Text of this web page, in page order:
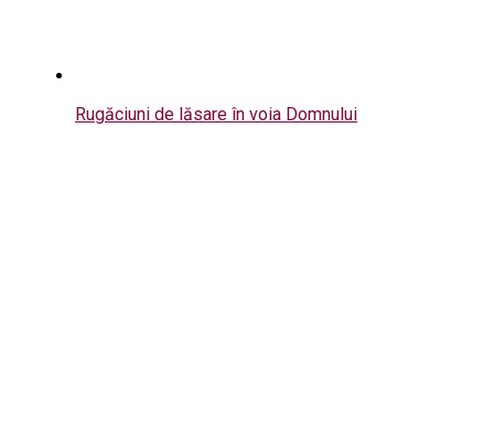
Rugăciuni de lăsare în voia Domnului